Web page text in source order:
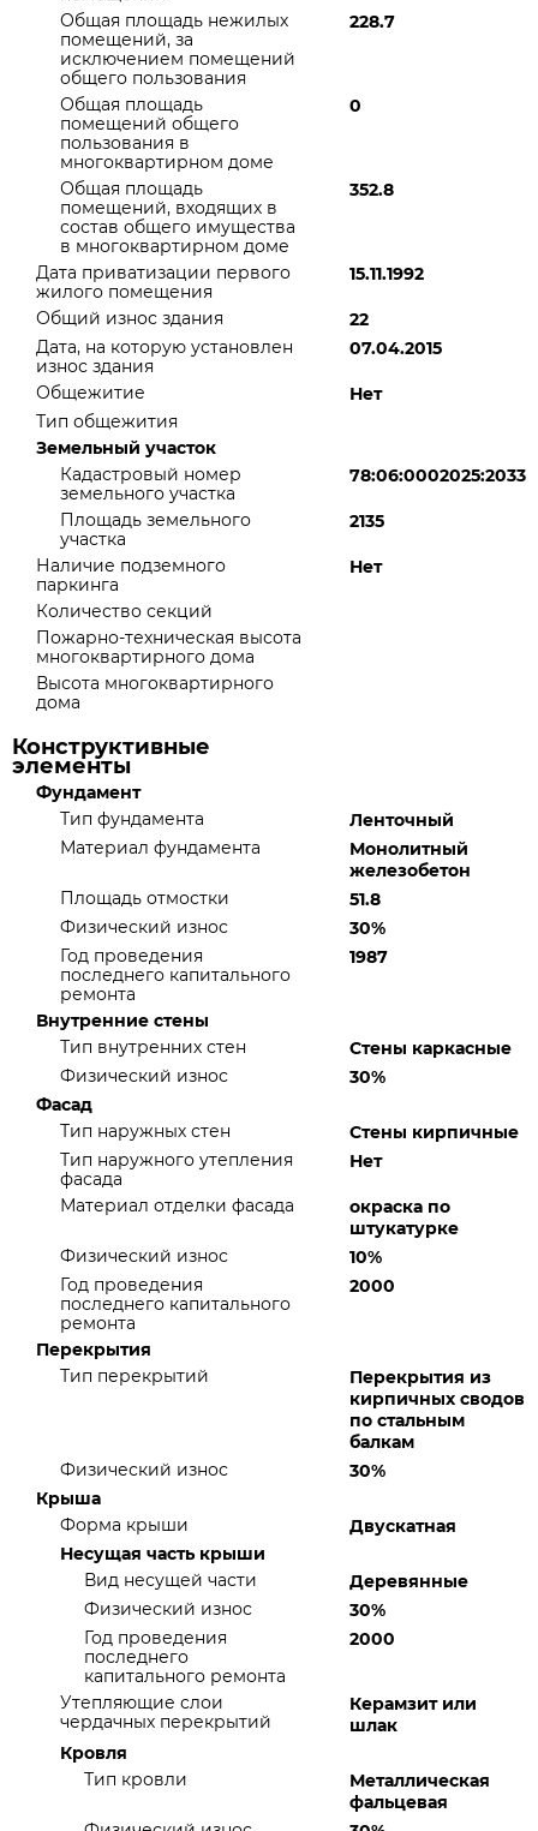
Общая площадь нежилых
помещений, за
исключением помещений
общего пользования
228.7
Общая площадь
помещений общего
пользования в
многоквартирном доме
0
Общая площадь
помещений, входящих в
состав общего имущества
в многоквартирном доме
352.8
Дата приватизации первого
жилого помещения
15.11.1992
Общий износ здания
22
Дата, на которую установлен
износ здания
07.04.2015
Общежитие
Нет
Тип общежития
Земельный участок
Кадастровый номер
земельного участка
78:06:0002025:2033
Площадь земельного
участка
2135
Наличие подземного
паркинга
Нет
Количество секций
Пожарно-техническая высота
многоквартирного дома
Высота многоквартирного
дома
Конструктивные
элементы
Фундамент
Тип фундамента
Ленточный
Материал фундамента
Монолитный
железобетон
Площадь отмостки
51.8
Физический износ
30%
Год проведения
последнего капитального
ремонта
1987
Внутренние стены
Тип внутренних стен
Стены каркасные
Физический износ
30%
Фасад
Тип наружных стен
Стены кирпичные
Тип наружного утепления
фасада
Нет
Материал отделки фасада
окраска по
штукатурке
Физический износ
10%
Год проведения
последнего капитального
ремонта
2000
Перекрытия
Тип перекрытий
Перекрытия из
кирпичных сводов
по стальным
балкам
Физический износ
30%
Крыша
Форма крыши
Двускатная
Несущая часть крыши
Вид несущей части
Деревянные
Физический износ
30%
Год проведения
последнего
капитального ремонта
2000
Утепляющие слои
чердачных перекрытий
Керамзит или
шлак
Кровля
Тип кровли
Металлическая
фальцевая